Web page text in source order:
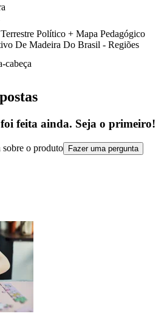
Político + Mapa Pedagógico
De Madeira Do Brasil - Regiões
cabeça
feita ainda. Seja o primeiro!
o produto Fazer uma pergunta